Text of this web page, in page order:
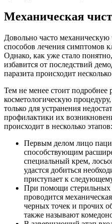
Механическая
Довольно часто
способов лечения симптомов
Однако, как уже стало
избавится от последствий
паразита происходит
Тем не менее стоит подробнее
косметологическую
только для устранения
профилактики их
происходит в несколько этапов:
Первым делом лицо
способствующим
специальный крем,
удастся добиться
приступает к
При помощи стерильных
проводится
черных точек и прочих
также называют